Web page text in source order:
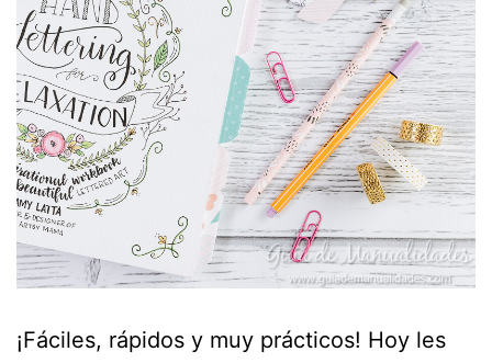
¡Fáciles, rápidos y muy prácticos! Hoy les